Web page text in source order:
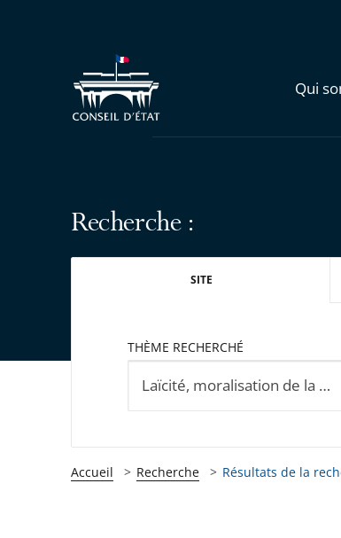
Qui
Recherche :
SITE
THÈME RECHERCHÉ
Accueil Recherche Résultats de la